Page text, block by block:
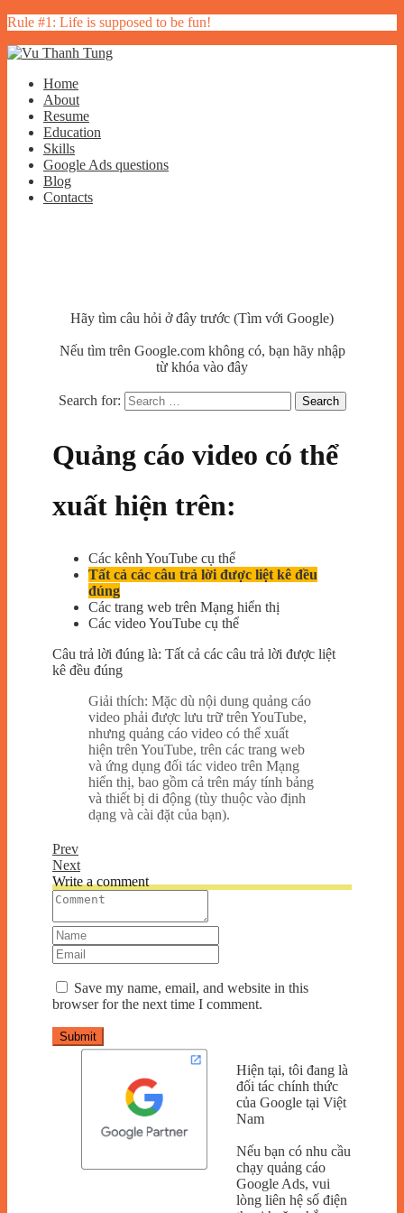
Rule #1: Life is supposed to be fun!
Home
About
Resume
Education
Skills
Google Ads questions
Blog
Contacts
Hãy tìm câu hỏi ở đây trước (Tìm với Google)
Nếu tìm trên Google.com không có, bạn hãy nhập
từ khóa vào đây
Search for:
Quảng cáo video có thể
xuất hiện trên:
Các kênh YouTube cụ thể
Tất cả các câu trả lời được liệt kê đều
đúng
Các trang web trên Mạng hiển thị
Các video YouTube cụ thể
Câu trả lời đúng là: Tất cả các câu trả lời được liệt
kê đều đúng
Giải thích: Mặc dù nội dung quảng cáo
video phải được lưu trữ trên YouTube,
nhưng quảng cáo video có thể xuất
hiện trên YouTube, trên các trang web
và ứng dụng đối tác video trên Mạng
hiển thị, bao gồm cả trên máy tính bảng
và thiết bị di động (tùy thuộc vào định
dạng và cài đặt của bạn).
Prev
Next
Write a comment
Save my name, email, and website in this
browser for the next time I comment.
Submit
Hiện tại, tôi đang là
đối tác chính thức
của Google tại Việt
Nam
Nếu bạn có nhu cầu
chạy quảng cáo
Google Ads, vui
lòng liên hệ số điện